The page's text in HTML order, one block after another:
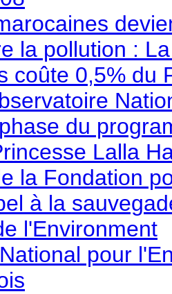
la pollution :
coûte 0,5% du
du
Lalla
la Fondation
à la
l'Environment
pour